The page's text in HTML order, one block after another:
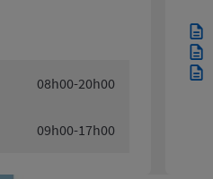
08h00-20h00
09h00-17h00